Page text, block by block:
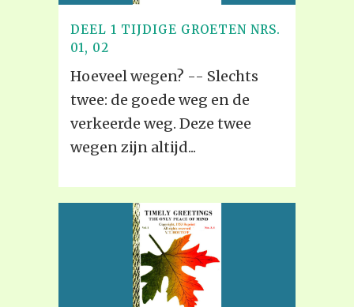
DEEL 1 TIJDIGE GROETEN NRS.
01, 02
Hoeveel wegen? -- Slechts
twee: de goede weg en de
verkeerde weg. Deze twee
wegen zijn altijd...